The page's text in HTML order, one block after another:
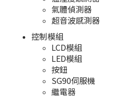
氣體偵測器
超音波感測器
控制模組
LCD模組
LED模組
按鈕
SG90伺服機
繼電器